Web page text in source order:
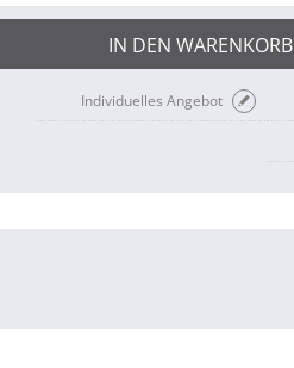
IN DEN WARENKORB
Individuelles Angebot